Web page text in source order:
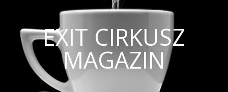
EXIT CIRKUSZ
MAGAZIN